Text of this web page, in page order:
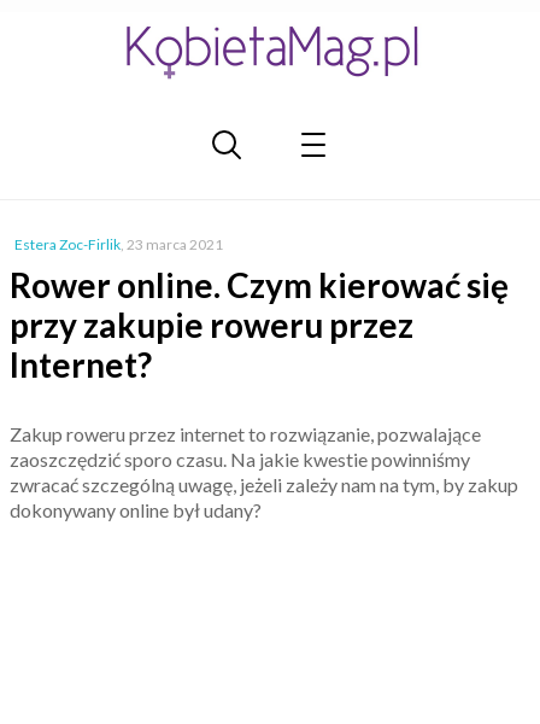
Estera Zoc-Firlik, 23 marca 2021
Rower online. Czym kierować się
przy zakupie roweru przez
Internet?
Zakup roweru przez internet to rozwiązanie, pozwalające
zaoszczędzić sporo czasu. Na jakie kwestie powinniśmy
zwracać szczególną uwagę, jeżeli zależy nam na tym, by zakup
dokonywany online był udany?